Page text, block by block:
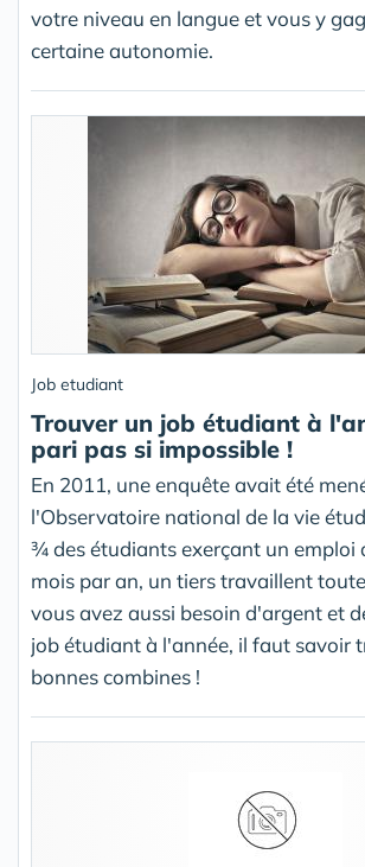
votre niveau en langue et vous y
certaine autonomie.
Job etudiant
Trouver un job étudiant à
pari pas si impossible !
En 2011, une enquête avait été
l'Observatoire national de la vie
¾ des étudiants exerçant un emploi
mois par an, un tiers travaillent
vous avez aussi besoin d'argent et
job étudiant à l'année, il faut savoir
bonnes combines !